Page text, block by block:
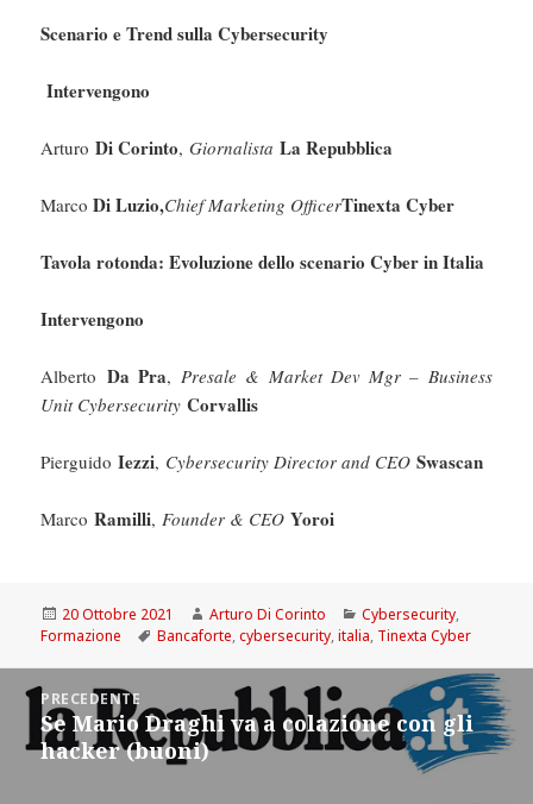
Scenario e Trend sulla Cybersecurity
Intervengono
ArturoDi Corinto,Giornalista La Repubblica
Marco Di Luzio,Chief Marketing OfficerTinexta Cyber
Tavola rotonda: Evoluzione dello scenario Cyber in Italia
Intervengono
Alberto Da Pra,Presale & Market Dev Mgr – Business
Unit Cybersecurity Corvallis
PierguidoIezzi, Cybersecurity Director and CEO Swascan
MarcoRamilli,Founder & CEO Yoroi
Scritto
il
20 Ottobre 2021 Autore
Arturo Di Corinto Categorie
Cybersecurity,
Formazione
Tag
Bancaforte,cybersecurity,italia, Tinexta Cyber
Navigazione
articoliPRECEDENTE
Articolo
precedente:
Se Mario Draghi va a colazione con gli
hacker (buoni)